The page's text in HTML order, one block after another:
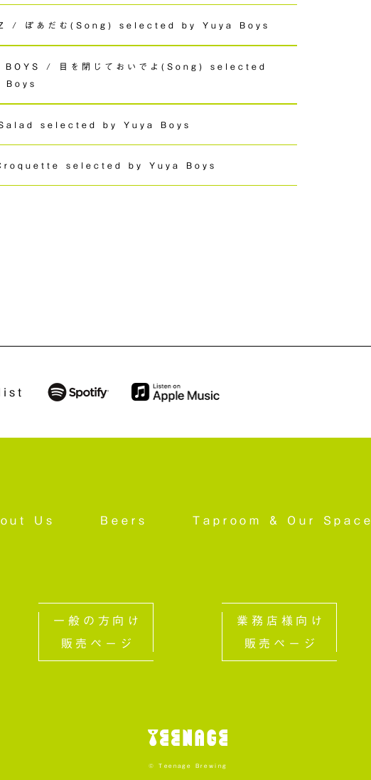
/ ぽあだむ(Song) selected by Yuya Boys
BOYS / 目を閉じておいでよ(Song) selected
Boys
selected by Yuya Boys
selected by Yuya Boys
Us Beers Taproom & Our Space
一般の方向け
販売ページ
業務店様向け
販売ページ
© Teenage Brewing